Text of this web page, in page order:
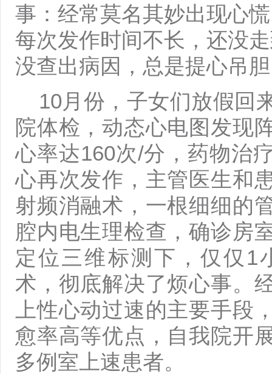
事：经常莫名其妙出现心
每次发作时间不长，还没
没查出病因，总是提心吊
10月份，子女们放假回
院体检，动态心电图发现
心率达160次/分，药物治
心再次发作，主管医生和
射频消融术，一根细细的
腔内电生理检查，确诊房
定位三维标测下，仅仅1
术，彻底解决了烦心事。
上性心动过速的主要手段
愈率高等优点，自我院开
多例室上速患者。